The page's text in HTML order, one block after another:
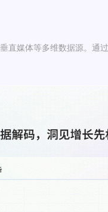
直媒体等多维数据源。通